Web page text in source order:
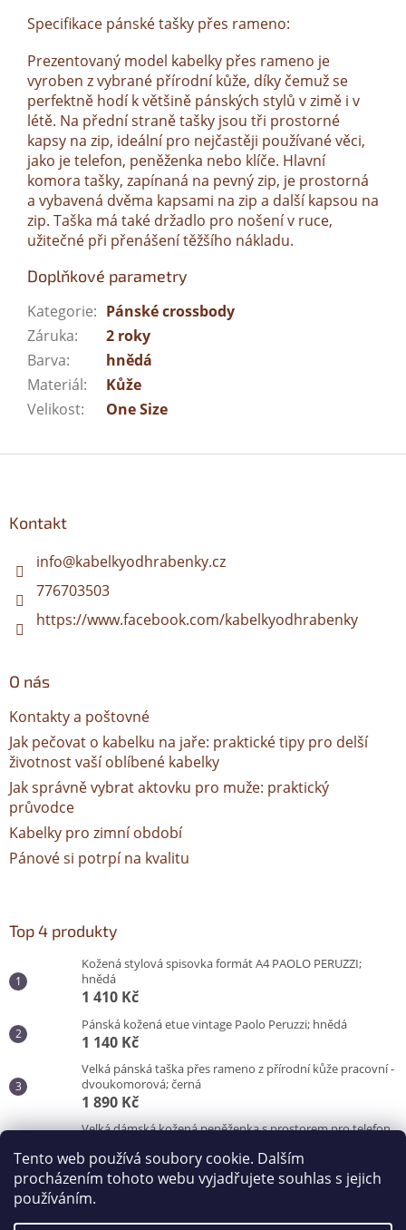
Tento web používá soubory cookie. Dalším
procházením tohoto webu vyjadřujete souhlas s jejich
používáním.
Specifikace pánské tašky přes rameno:
Prezentovaný model kabelky přes rameno je
vyroben z vybrané přírodní kůže, díky čemuž se
perfektně hodí k většině pánských stylů v zimě i v
létě. Na přední straně tašky jsou tři prostorné
kapsy na zip, ideální pro nejčastěji používané věci,
jako je telefon, peněženka nebo klíče. Hlavní
komora tašky, zapínaná na pevný zip, je prostorná
a vybavená dvěma kapsami na zip a další kapsou na
zip. Taška má také držadlo pro nošení v ruce,
užitečné při přenášení těžšího nákladu.
Doplňkové parametry
Kategorie: Pánské crossbody
Záruka:
2 roky
Barva:
hnědá
Materiál:
Kůže
Velikost: One Size
Kontakt
info@kabelkyodhrabenky.cz
776703503
https://www.facebook.com/kabelkyodhrabenky
O nás
Kontakty a poštovné
Jak pečovat o kabelku na jaře: praktické tipy pro delší
životnost vaší oblíbené kabelky
Jak správně vybrat aktovku pro muže: praktický
průvodce
Kabelky pro zimní období
Pánové si potrpí na kvalitu
Top 4 produkty
Kožená stylová spisovka formát A4 PAOLO PERUZZI;
hnědá
1 410 Kč
Pánská kožená etue vintage Paolo Peruzzi; hnědá
1 140 Kč
Velká pánská taška přes rameno z přírodní kůže pracovní -
dvoukomorová; černá
1 890 Kč
Velká dámská kožená peněženka s prostorem pro telefon
870 Kč
Vytvořil Shoptet